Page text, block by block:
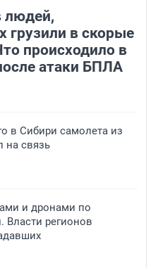
людей,
грузили в скорые
происходило в
атаки БПЛА
в Сибири самолета из
на связь
и дронами по
Власти регионов